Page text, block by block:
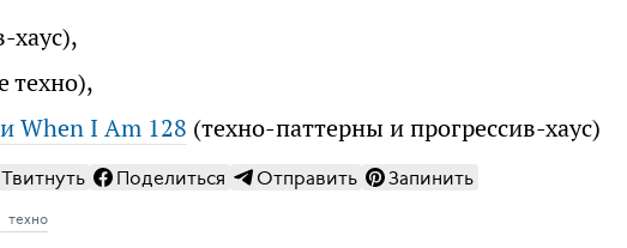
хаус),
техно),
When I Am 128 (техно-паттерны и прогрессив-хаус)
Твитнуть Поделиться Отправить Запинить
техно